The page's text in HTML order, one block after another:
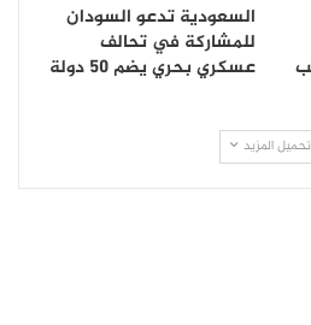
السعودية تدعو السودان
للمشاركة في تحالف
عسكري بحري يضم 50 دولة
تحميل المزيد